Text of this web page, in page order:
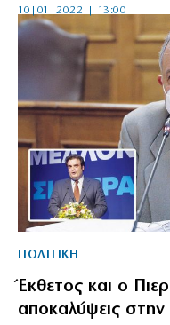
10|01|2022 | 13:00
ΠΟΛΙΤΙΚΗ
Έκθετος και ο
αποκαλύψεις στην